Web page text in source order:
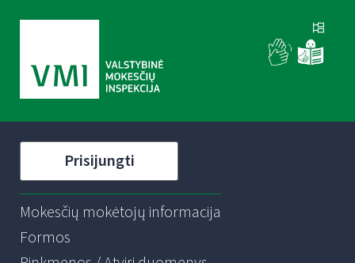
Prisijungti
Mokesčių mokėtojų informacija
Formos